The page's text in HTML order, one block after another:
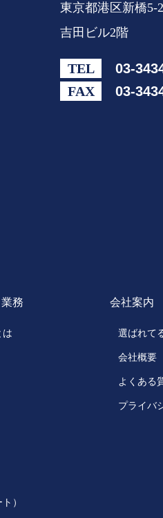
東京都港区新橋5-
吉田ビル2階
TEL
03-
FAX
03-
務
は
）
会社案内
選ばれて
会社概要
よくある
プライバ